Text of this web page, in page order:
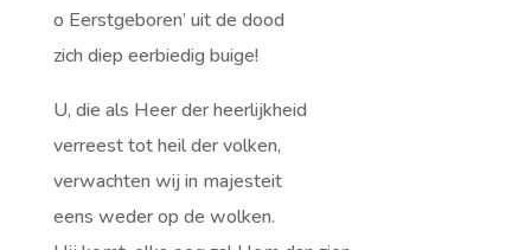
o Eerstgeboren’ uit de dood
zich diep eerbiedig buige!
U, die als Heer der heerlijkheid
verreest tot heil der volken,
verwachten wij in majesteit
eens weder op de wolken.